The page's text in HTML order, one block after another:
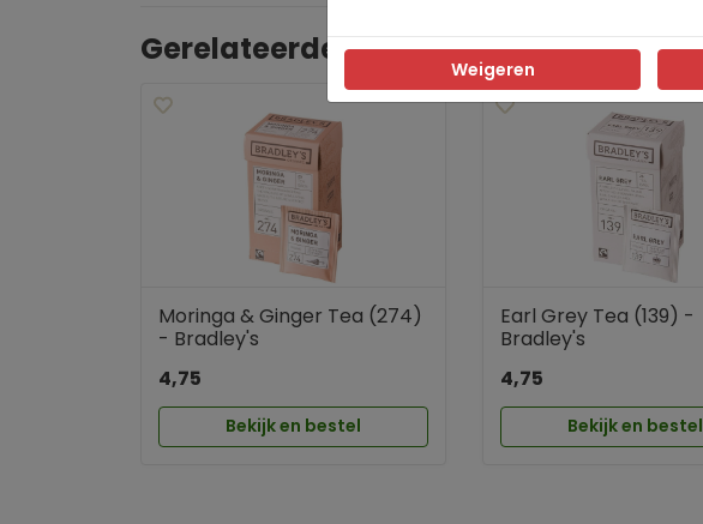
Gerelateerde producten
Moringa & Ginger Tea (274)
- Bradley's
4,75
Bekijk en bestel
Earl Grey Tea (139) -
Bradley's
4,75
Bekijk en bestel
Weigeren